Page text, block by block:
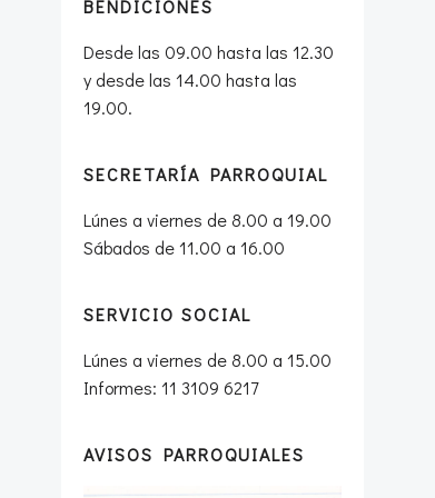
BENDICIONES
Desde las 09.00 hasta las 12.30
y desde las 14.00 hasta las
19.00.
SECRETARÍA PARROQUIAL
Lúnes a viernes de 8.00 a 19.00
Sábados de 11.00 a 16.00
SERVICIO SOCIAL
Lúnes a viernes de 8.00 a 15.00
Informes: 11 3109 6217
AVISOS PARROQUIALES